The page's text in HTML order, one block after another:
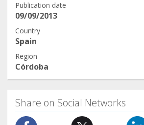
Publication date
09/09/2013
Country
Spain
Region
Córdoba
Share on Social Networks